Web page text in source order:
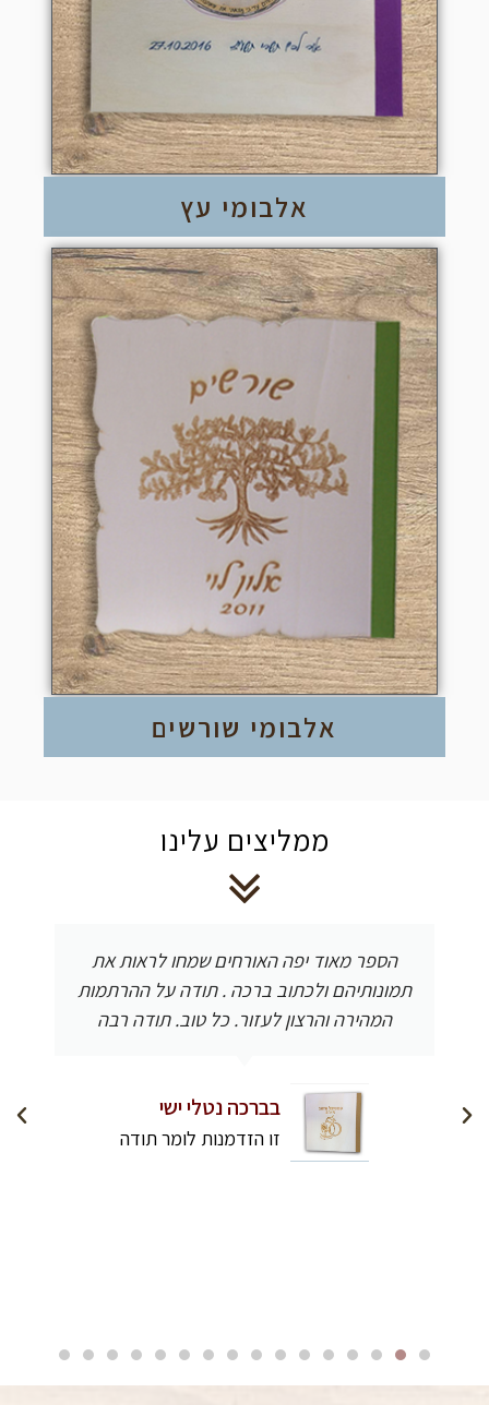
אלבומי עץ
אלבומי שורשים
ממליצים עלינו
הספר מאוד יפה האורחים שמחו לראות את
תמונותיהם ולכתוב ברכה . תודה על ההרתמות
המהירה והרצון לעזור. כל טוב. תודה רבה
בברכה נטלי ישי
זו הזדמנות לומר תודה